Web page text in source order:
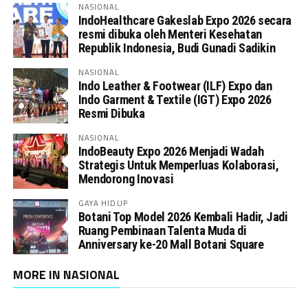
NASIONAL
IndoHealthcare Gakeslab Expo 2026 secara
resmi dibuka oleh Menteri Kesehatan
Republik Indonesia, Budi Gunadi Sadikin
NASIONAL
Indo Leather & Footwear (ILF) Expo dan
Indo Garment & Textile (IGT) Expo 2026
Resmi Dibuka
NASIONAL
IndoBeauty Expo 2026 Menjadi Wadah
Strategis Untuk Memperluas Kolaborasi,
Mendorong Inovasi
GAYA HIDUP
Botani Top Model 2026 Kembali Hadir, Jadi
Ruang Pembinaan Talenta Muda di
Anniversary ke-20 Mall Botani Square
MORE IN NASIONAL